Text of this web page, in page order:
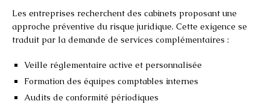
Les entreprises recherchent des cabinets proposant une
approche préventive du risque juridique. Cette exigence se
traduit par la demande de services complémentaires :
Veille réglementaire active et personnalisée
Formation des équipes comptables internes
Audits de conformité périodiques